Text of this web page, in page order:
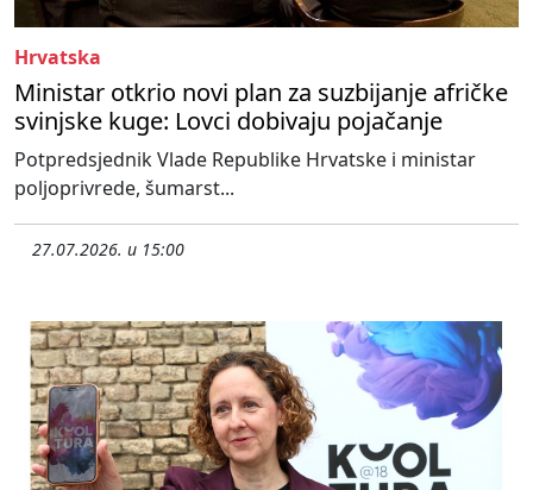
Hrvatska
Ministar otkrio novi plan za suzbijanje afričke
svinjske kuge: Lovci dobivaju pojačanje
Potpredsjednik Vlade Republike Hrvatske i ministar
poljoprivrede, šumarst...
27.07.2026. u 15:00